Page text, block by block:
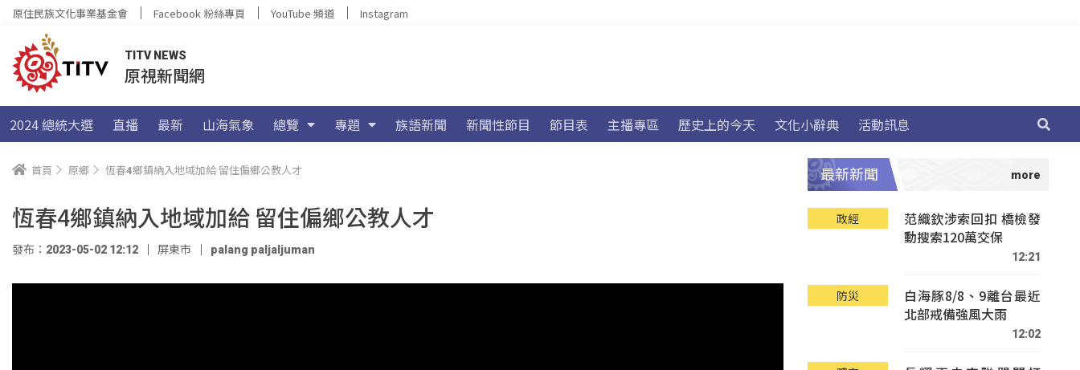
原住民族文化事業基金會 Facebook 粉絲專頁 YouTube 頻道 Instagram
TITV NEWS
原視新聞網
2024 總統大選 直播 最新 山海氣象 總覽 專題 族語新聞 新聞性節目 節目表 主播專區 歷史上的今天 文化小辭典 活動訊息
首頁 原鄉 恆春4鄉鎮納入地域加給 留住偏鄉公教人才
恆春4鄉鎮納入地域加給 留住偏鄉公教人才
發布：2023-05-02 12:12 屏東市 palang paljaljuman
最新新聞
政經
范織欽涉索回扣 橋檢發
動搜索120萬交保
12:21
防災
白海豚8/8、9離台最近
北部戒備強風大雨
12:02